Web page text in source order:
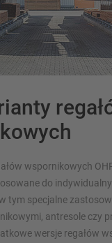
wspornikowych
do
tym specjalne
antresole czy
wersje regałów